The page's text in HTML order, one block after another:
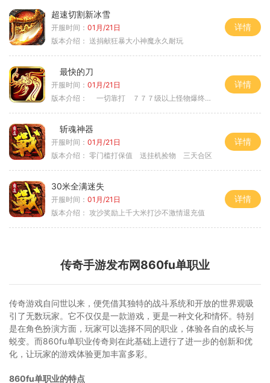
超速切割新冰雪
开服时间： 01月/21日
版本介绍： 送捐献狂暴大小神魔永久耐玩
详情
最快的刀
开服时间： 01月/21日
版本介绍：
一切靠打 ７７７级以上怪物爆终极
详情
斩魂神器
开服时间： 01月/21日
版本介绍： 零门槛打保值 送挂机捡物 三天合区
详情
30米全满迷失
开服时间： 01月/21日
版本介绍： 攻沙奖励上千大米打沙不激情退充值
详情
传奇手游发布网860fu单职业
传奇游戏自问世以来，便凭借其独特的战斗系统和开放的世界观吸
引了无数玩家。它不仅仅是一款游戏，更是一种文化和情怀。特别
是在角色扮演方面，玩家可以选择不同的职业，体验各自的成长与
蜕变。而860fu单职业传奇则在此基础上进行了进一步的创新和优
化，让玩家的游戏体验更加丰富多彩。
860fu单职业的特点